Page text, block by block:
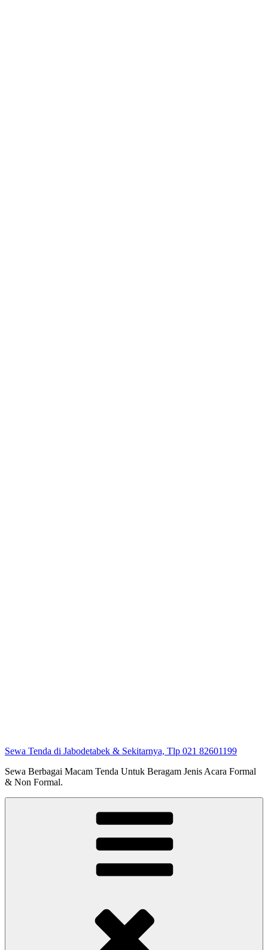
Sewa Tenda di Jabodetabek & Sekitarnya, Tlp 021 82601199
Sewa Berbagai Macam Tenda Untuk Beragam Jenis Acara Formal
& Non Formal.